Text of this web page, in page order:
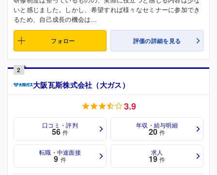
いと感じました。しかし、希望すれば様々なセミナーに参加でき
るため、自己成長の機会は...
フォロー 評価の詳細を見る
2
大阪瓦斯株式会社（大ガス）
3.9
口コミ・評判
56 件
年収・給与明細
20 件
転職・中途面接
9 件
求人
19 件